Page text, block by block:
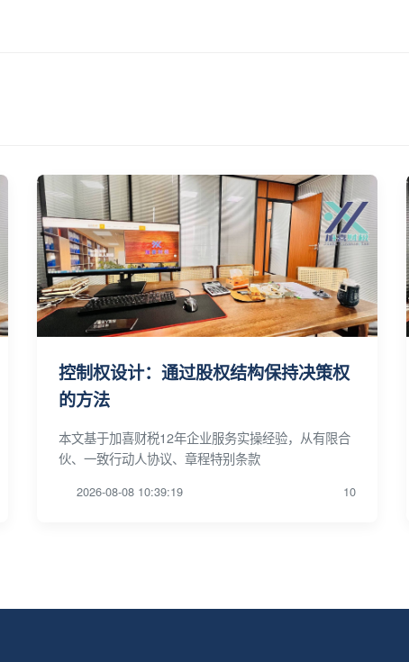
控制权设计：通过股权结构保持决策权
的方法
本文基于加喜财税12年企业服务实操经验，从有限合
伙、一致行动人协议、章程特别条款
2026-08-08 10:39:19 10